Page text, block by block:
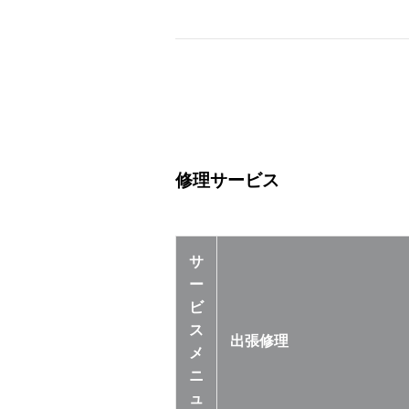
修理サービス
サ
ー
ビ
ス
メ
ニ
ュ
出張修理